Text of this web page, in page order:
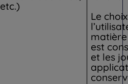
etc.)
Le
est
et les